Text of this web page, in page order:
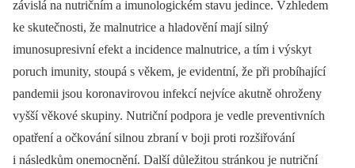
závislá na nutričním a imunologickém stavu jedince. Vzhledem
ke skutečnosti, že malnutrice a hladovění mají silný
imunosupresivní efekt a incidence malnutrice, a tím i výskyt
poruch imunity, stoupá s věkem, je evidentní, že při probíhající
pandemii jsou koronavirovou infekcí nejvíce akutně ohroženy
vyšší věkové skupiny. Nutriční podpora je vedle preventivních
opatření a očkování silnou zbraní v boji proti rozšiřování
i následkům onemocnění. Další důležitou stránkou je nutriční